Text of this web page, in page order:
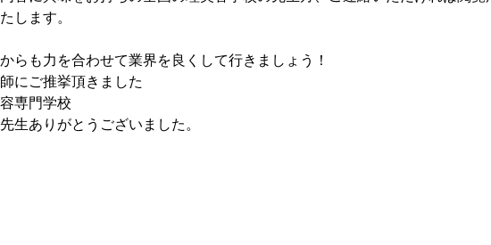
します。
らも力を合わせて業界を良くして行きましょう！
にご推挙頂きました
専門学校
生ありがとうございました。